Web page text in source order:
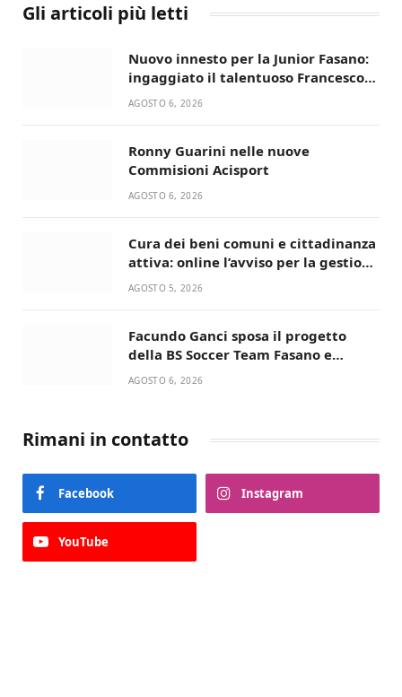
Gli articoli più letti
Nuovo innesto per la Junior Fasano:
ingaggiato il talentuoso Francesco
Lupo Timini
AGOSTO 6, 2026
Ronny Guarini nelle nuove
Commisioni Acisport
AGOSTO 6, 2026
Cura dei beni comuni e cittadinanza
attiva: online l’avviso per la gestione
condivisa della Villetta di Laureto
AGOSTO 5, 2026
Facundo Ganci sposa il progetto
della BS Soccer Team Fasano e
ritorna in campo
AGOSTO 6, 2026
Rimani in contatto
Facebook Instagram
YouTube